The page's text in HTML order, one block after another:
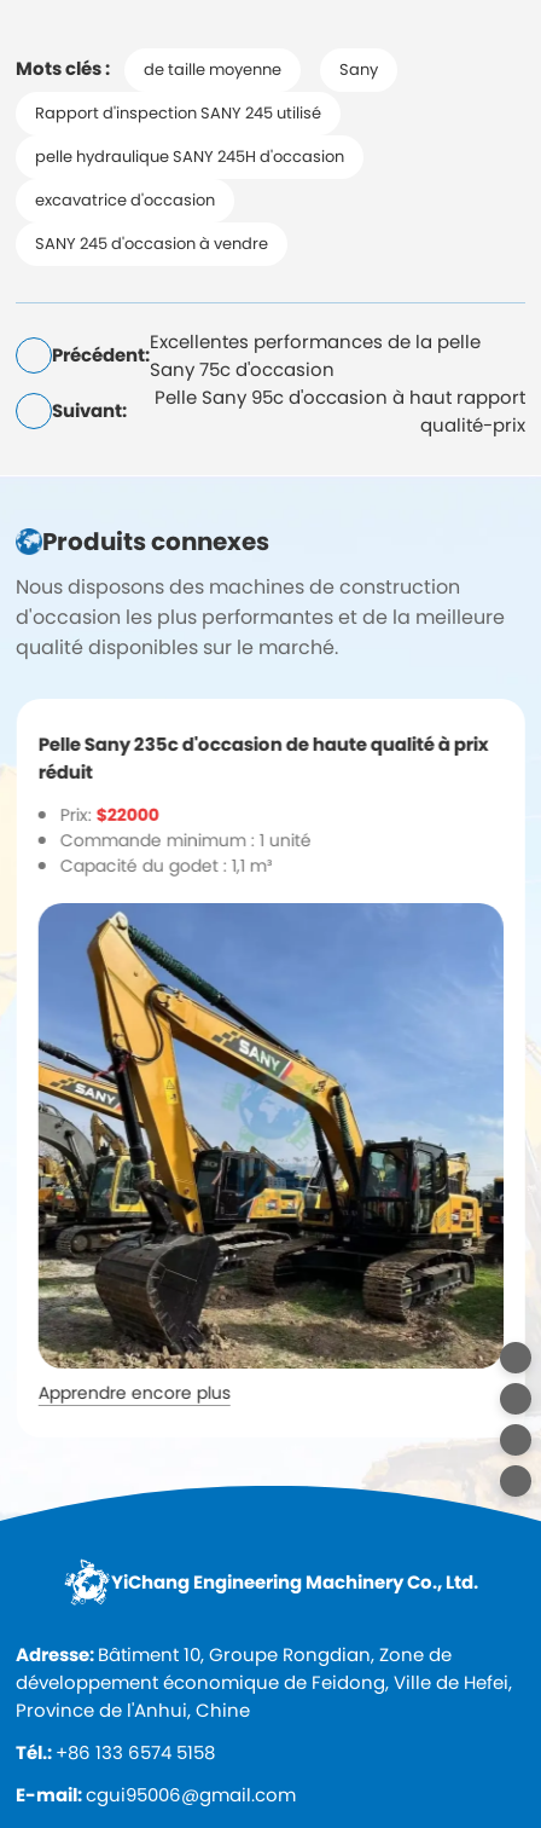
Mots clés : de taille moyenne
Sany
Rapport d'inspection SANY 245 utilisé
pelle hydraulique SANY 245H d'occasion
excavatrice d'occasion
SANY 245 d'occasion à vendre
Précédent:
Excellentes performances de la pelle
Sany 75c d'occasion
Suivant:
Pelle Sany 95c d'occasion à haut rapport
qualité-prix
Produits connexes
Nous disposons des machines de construction
d'occasion les plus performantes et de la meilleure
qualité disponibles sur le marché.
Pelle Sany 235c d'occasion de haute qualité à prix
réduit
Prix: $22000
Commande minimum : 1 unité
Capacité du godet : 1,1 m³
Apprendre encore plus
YiChang Engineering Machinery Co., Ltd.
Adresse:Bâtiment 10, Groupe Rongdian, Zone de
développement économique de Feidong, Ville de Hefei,
Province de l'Anhui, Chine
Tél.:+86 133 6574 5158
E-mail:cgui95006@gmail.com